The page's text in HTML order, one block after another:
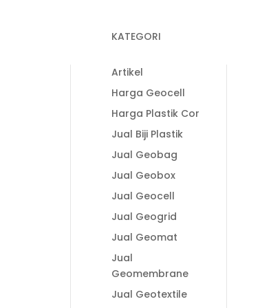
KATEGORI
Artikel
Harga Geocell
Harga Plastik Cor
Jual Biji Plastik
Jual Geobag
Jual Geobox
Jual Geocell
Jual Geogrid
Jual Geomat
Jual
Geomembrane
Jual Geotextile